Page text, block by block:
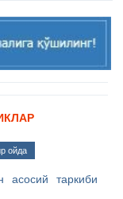
ойда
асосий таркиби